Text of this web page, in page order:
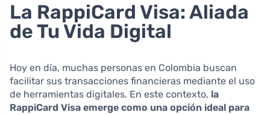
La RappiCard Visa: Aliada
de Tu Vida Digital
Hoy en día, muchas personas en Colombia buscan
facilitar sus transacciones financieras mediante el uso
de herramientas digitales. En este contexto, la
RappiCard Visa emerge como una opción ideal para